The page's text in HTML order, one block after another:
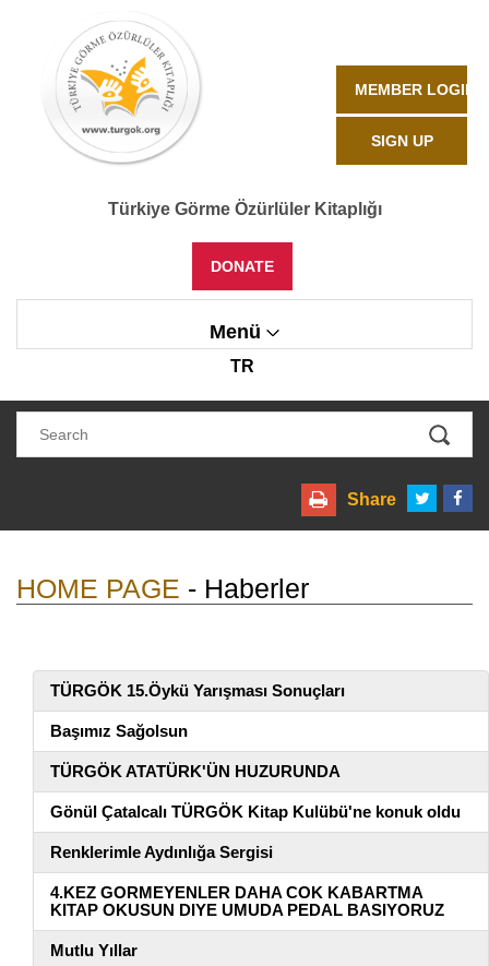
Türkiye Görme Özürlüler Kitaplığı
DONATE
Menü
TR
MEMBER LOGIN
SIGN UP
Share
HOME PAGE - Haberler
TÜRGÖK 15.Öykü Yarışması Sonuçları
Başımız Sağolsun
TÜRGÖK ATATÜRK'ÜN HUZURUNDA
Gönül Çatalcalı TÜRGÖK Kitap Kulübü'ne konuk oldu
Renklerimle Aydınlığa Sergisi
4.KEZ GORMEYENLER DAHA COK KABARTMA
KITAP OKUSUN DIYE UMUDA PEDAL BASIYORUZ
Mutlu Yıllar